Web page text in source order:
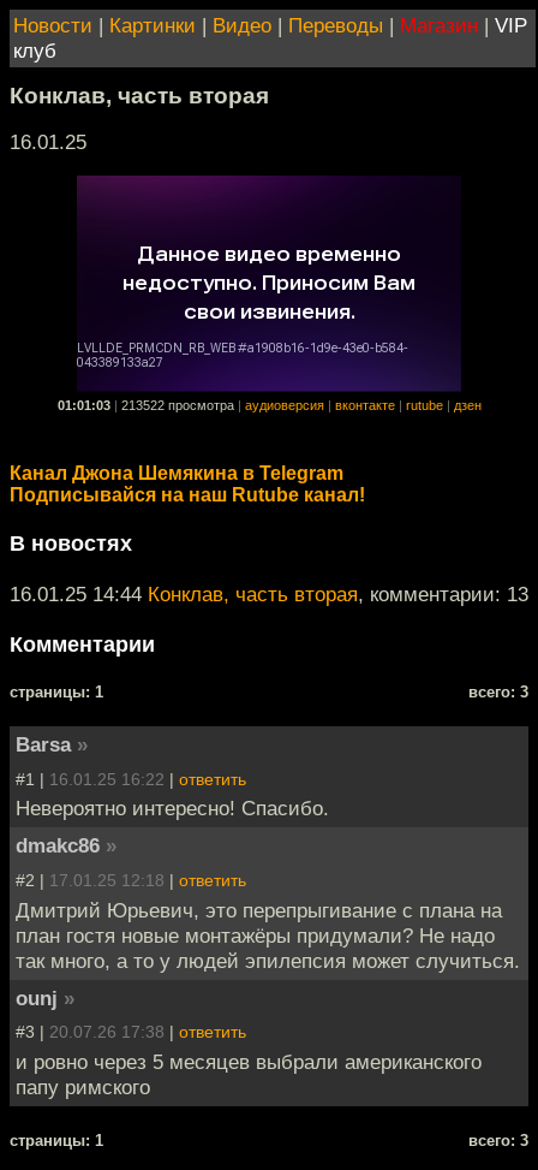
Новости | Картинки | Видео | Переводы | Магазин | VIP
клуб
Конклав, часть вторая
16.01.25
01:01:03 213522 просмотра аудиоверсия вконтакте rutube дзен
Канал Джона Шемякина в Telegram
Подписывайся на наш Rutube канал!
В новостях
16.01.25 14:44 Конклав, часть вторая, комментарии: 13
Комментарии
cтраницы: 1 всего: 3
Barsa »
#1 | 16.01.25 16:22 | ответить
Невероятно интересно! Спасибо.
dmakc86 »
#2 | 17.01.25 12:18 | ответить
Дмитрий Юрьевич, это перепрыгивание с плана на
план гостя новые монтажёры придумали? Не надо
так много, а то у людей эпилепсия может случиться.
ounj »
#3 | 20.07.26 17:38 | ответить
и ровно через 5 месяцев выбрали американского
папу римского
cтраницы: 1 всего: 3